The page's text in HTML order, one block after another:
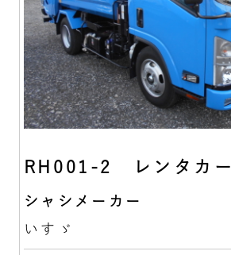
RH001-2 レンタカー
シャシメーカー
いすゞ